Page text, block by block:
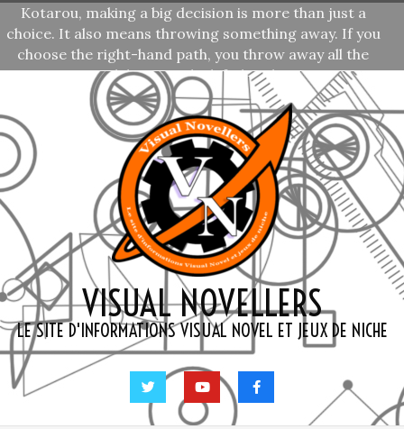
Skip
to
content
Kotarou, making a big decision is more than just a
choice. It also means throwing something away. If you
choose the right-hand path, you throw away all the
possibilities on the left-hand one.
—Senri Akane,Rewrite
Prochaine citation »
VISUAL NOVELLERS
LE SITE D'INFORMATIONS VISUAL NOVEL ET JEUX DE NICHE